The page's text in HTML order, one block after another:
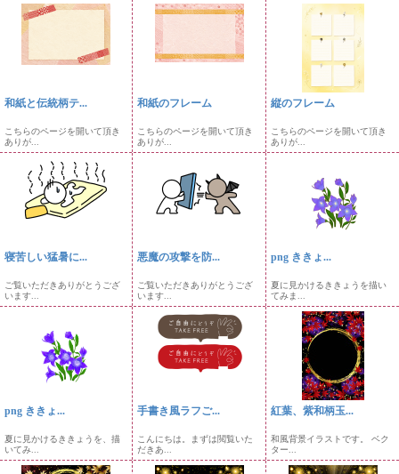
和紙と伝統柄テ...
こちらのページを開いて頂き
ありが...
和紙のフレーム
こちらのページを開いて頂き
ありが...
縦のフレーム
こちらのページを開いて頂き
ありが...
寝苦しい猛暑に...
ご覧いただきありがとうござ
います...
悪魔の攻撃を防...
ご覧いただきありがとうござ
います...
png ききょ...
夏に見かけるききょうを描い
てみま...
png ききょ...
夏に見かけるききょうを、描
いてみ...
手書き風ラフご...
こんにちは。まずは閲覧いた
だきあ...
紅葉、紫和柄玉...
和風背景イラストです。 ベク
ター...